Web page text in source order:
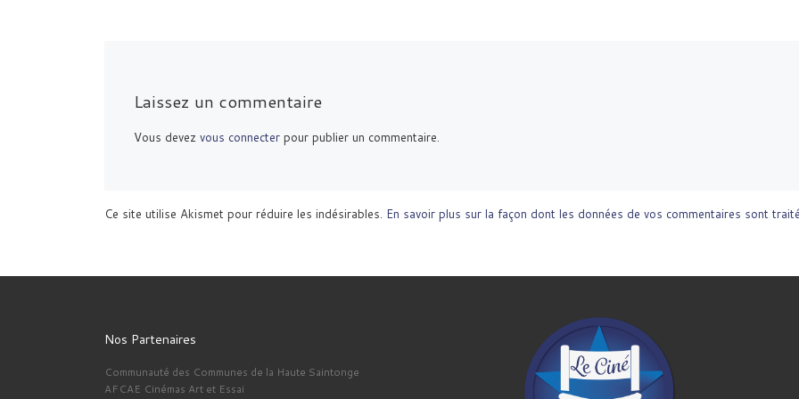
Laissez un commentaire
Vous devez vous connecterpour publier un commentaire.
Ce site utilise Akismet pour réduire les indésirables. En savoir plus sur la façon dont les données de vos commentaires sont
Nos Partenaires
Communauté des Communes de la Haute Saintonge
AFCAE Cinémas Art et Essai